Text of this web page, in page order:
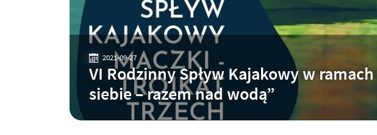
2021-09-27
VI Rodzinny Spływ Kajakowy w
siebie – razem nad wodą”